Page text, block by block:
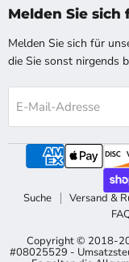
E-
Facebook
Melden Sie
Melden Sie sich für
die Sie sonst nirgends
E-Mail-Adresse
Suche Versand &
Copyright © 2018-
#08025529 -